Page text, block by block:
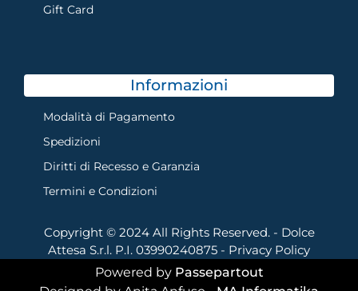
Gift Card
Informazioni
Modalità di Pagamento
Spedizioni
Diritti di Recesso e Garanzia
Termini e Condizioni
Copyright © 2024 All Rights Reserved. - Dolce
Attesa S.r.l. P.I. 03990240875 - Privacy Policy
Powered by Passepartout